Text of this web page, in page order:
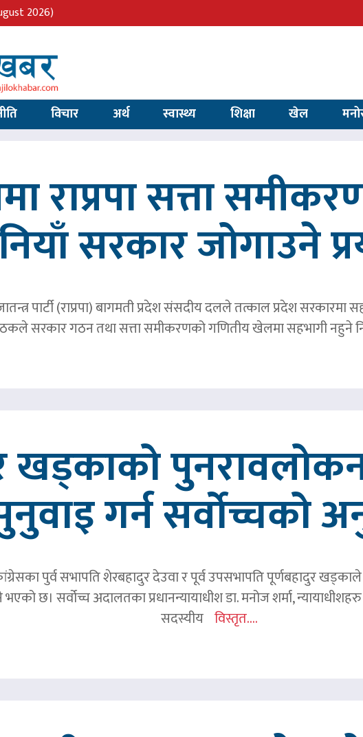
2026)
विचार अर्थ स्वास्थ्य शिक्षा खेल
राप्रपा सत्ता
सरकार जोगाउने
पार्टी (राप्रपा) बागमती प्रदेश संसदीय दलले तत्काल प्रदेश
सरकार गठन तथा सत्ता समीकरणको गणितीय खेलमा सहभागी नहुने
खड्काको
गर्न सर्वोच्चको
पुर्व सभापति शेरबहादुर देउवा र पूर्व उपसभापति पूर्णबहादुर
छ। सर्वोच्च अदालतका प्रधानन्यायाधीश डा. मनोज शर्मा,
सदस्यीय विस्तृत....